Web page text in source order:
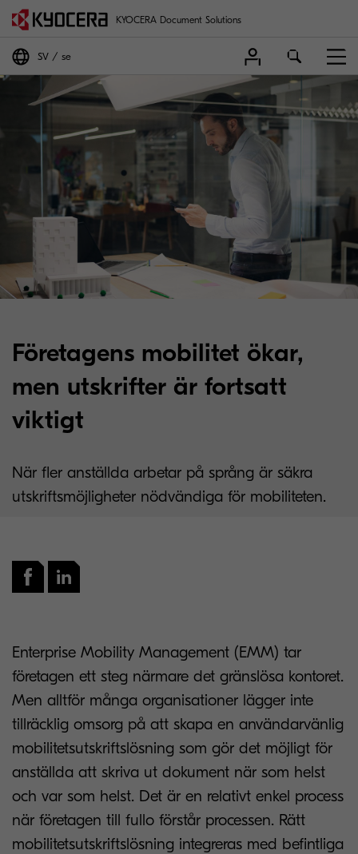
KYOCERA Document Solutions
SV se
Företagens mobilitet ökar,
men utskrifter är fortsatt
viktigt
När fler anställda arbetar på språng är säkra
utskriftsmöjligheter nödvändiga för mobiliteten.
Enterprise Mobility Management (EMM) tar
företagen ett steg närmare det gränslösa kontoret.
Men alltför många organisationer lägger inte
tillräcklig omsorg på att skapa en användarvänlig
mobilitetsutskriftslösning som gör det möjligt för
anställda att skriva ut dokument när som helst
och var som helst. Det är en relativt enkel process
när företagen till fullo förstår processen. Rätt
mobilitetsutskriftslösning integreras med befintliga